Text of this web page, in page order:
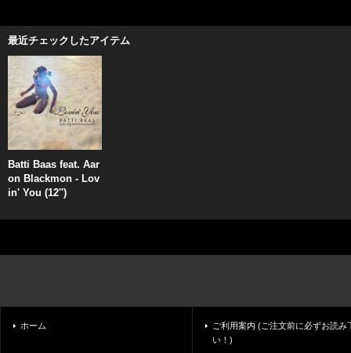
最近チェックしたアイテム
Batti Baas feat. Aar
on Blackmon - Lov
in' You (12'')
ホーム
ご利用案内 (ご注文前に必ずお読み
い！)